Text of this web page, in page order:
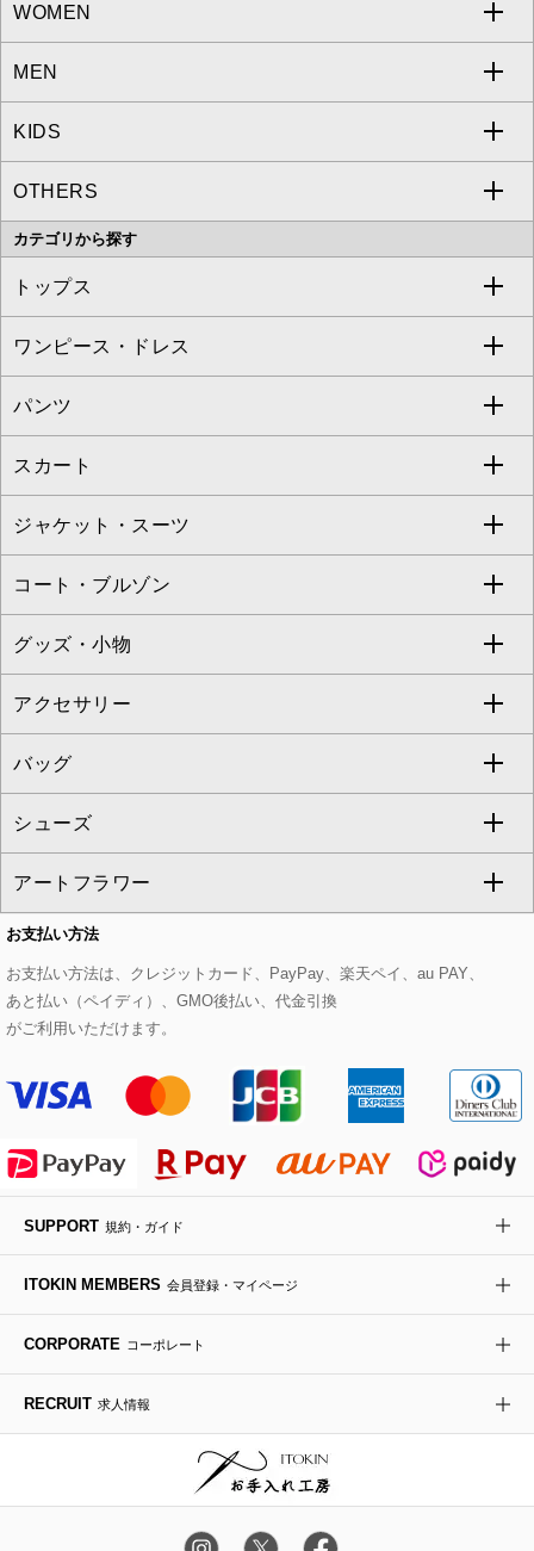
WOMEN
a.v.v
MICHEL KLEIN
MK MICHEL KLEIN
OFUON le MK
eur3
Maison de CINQ
MK MICHEL KLEIN BAG
HIROKO KOSHINO
MEN
a.v.v
MICHEL KLEIN HOMME
MK MICHEL KLEIN HOMME
KIDS
a.v.v
OTHERS
MK MICHEL KLEIN BAG
カテゴリから探す
トップス
すべてのトップス
カットソー・Tシャツ
ブラウス・シャツ
ニット・セーター
カーディガン
アンサンブルセット
ベスト・ジレ
パーカー
タンクトップ・キャミソール
スウェット・ジャージー
その他のトップス
ワンピース・ドレス
すべてのワンピース・ドレス
ワンピース
ドレス
チュニック
ジャンパースカート
その他のワンピース・ドレス
パンツ
すべてのパンツ
フルレングスパンツ
クロップド・半端丈パンツ
ガウチョ・ワイドパンツ
ハーフ・ショート丈パンツ
サロペット・オールインワン
その他のパンツ
スカート
すべてのスカート
ロング・マキシ丈スカート
ひざ丈スカート
ミモレ丈スカート
ショート・ミニ丈スカート
その他のスカート
ジャケット・スーツ
すべてのジャケット・スーツ
テーラードジャケット
ノーカラージャケット
セットアップ
セットアップジャケット
セットアップパンツ
セットアップスカート
セットアップワンピース
コート・ブルゾン
すべてのコート・ブルゾン
トレンチコート
ピーコート
ダッフルコート
チェスターコート
モッズコート
ステンカラーコート
ライダースジャケット
デニムジャケット
ダウンジャケット・コート
グッズ・小物
すべてのグッズ・小物
マスク
ストール・マフラー・スヌード
ベルト・サスペンダー
帽子
ヘアアクセサリー
ハンカチ・バンダナ
手袋
チャーム・ストラップ
アクセサリー
すべてのアクセサリー
ネックレス
ピアス・イヤリング
ブレスレット・バングル
ブローチ・コサージュ
バッグ
すべてのバッグ
トートバッグ
ショルダーバッグ
ボストンバッグ
バックパック・リュック
ボディバッグ・メッセンジャーバッグ
トラベルバッグ
シューズ
すべてのシューズ
パンプス
スニーカー
フラットシューズ
ローファー
ドレスシューズ
アートフラワー
すべてのアートフラワー
ローズ
カサブランカ・カラー
ラナンキュラス
ポプリアレンジ＆フレグランス
お支払い方法
お支払い方法は、クレジットカード、PayPay、楽天ペイ、au PAY、
あと払い（ペイディ）、GMO後払い、代金引換
がご利用いただけます。
SUPPORT 規約・ガイド
ITOKIN MEMBERS 会員登録・マイページ
CORPORATE コーポレート
RECRUIT 求人情報